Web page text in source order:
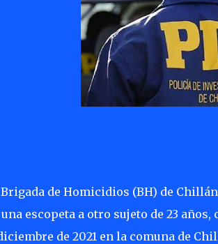
de Homicidios (BH) de
escopeta a otro sujeto de 23
de 2021 en la comuna de